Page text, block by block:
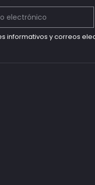
informativos y correos